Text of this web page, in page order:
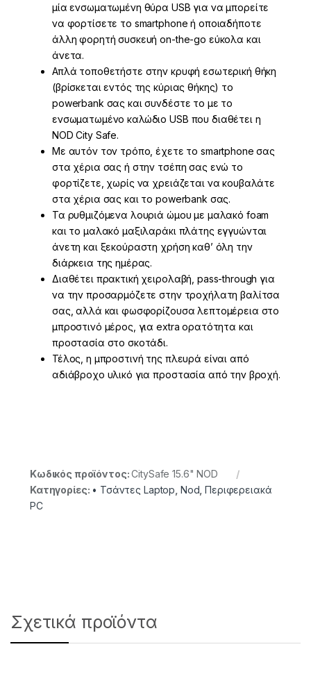
μία ενσωματωμένη θύρα USB για να μπορείτε
να φορτίσετε το smartphone ή οποιαδήποτε
άλλη φορητή συσκευή οn-the-go εύκολα και
άνετα.
Απλά τοποθετήστε στην κρυφή εσωτερική θήκη
(βρίσκεται εντός της κύριας θήκης) το
powerbank σας και συνδέστε το με το
ενσωματωμένο καλώδιο USB που διαθέτει η
NOD City Safe.
Με αυτόν τον τρόπο, έχετε το smartphone σας
στα χέρια σας ή στην τσέπη σας ενώ το
φορτίζετε, χωρίς να χρειάζεται να κουβαλάτε
στα χέρια σας και το powerbank σας.
Τα ρυθμιζόμενα λουριά ώμου με μαλακό foam
και το μαλακό μαξιλαράκι πλάτης εγγυώνται
άνετη και ξεκούραστη χρήση καθ’ όλη την
διάρκεια της ημέρας.
Διαθέτει πρακτική χειρολαβή, pass-through για
να την προσαρμόζετε στην τροχήλατη βαλίτσα
σας, αλλά και φωσφορίζουσα λεπτομέρεια στο
μπροστινό μέρος, για extra oρατότητα και
προστασία στο σκοτάδι.
Τέλος, η μπροστινή της πλευρά είναι από
αδιάβροχο υλικό για προστασία από την βροχή.
Κωδικός προϊόντος:CitySafe 15.6" NOD
Κατηγορίες: • Τσάντες Laptop Nod ,Περιφερειακά
PC
Σχετικά προϊόντα